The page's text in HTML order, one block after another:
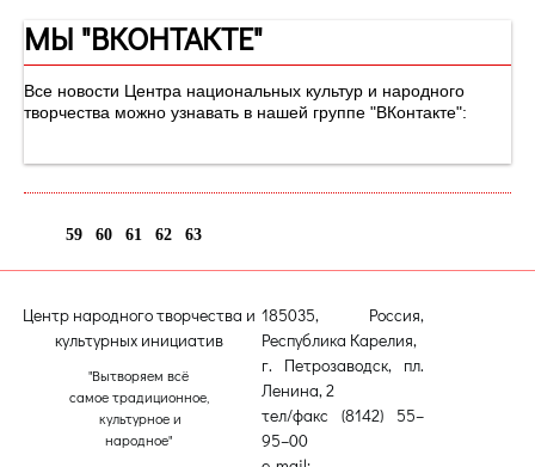
МЫ "ВКОНТАКТЕ"
Все новости Центра национальных культур и народного
творчества можно узнавать в нашей группе "ВКонтакте":
59 60 61 62 63
Центр народного творчества и
культурных инициатив
"Вытворяем всё
самое традиционное,
культурное и
народное"
185035, Россия,
Республика Карелия,
г. Петрозаводск, пл.
Ленина, 2
тел/факс (8142) 55–
95–00